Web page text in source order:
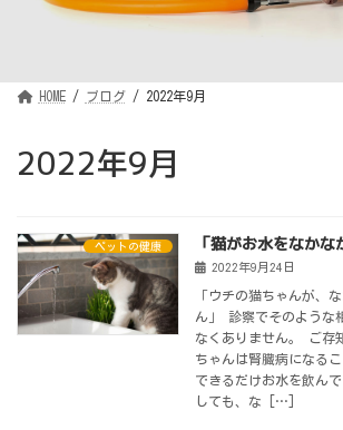
HOME ブログ 2022年9月
2022年9月
ペットの健康 「猫がお水をなかな
2022年9月24日
「ウチの猫ちゃんが、
ん」 診察でそのような
なくありません。 ご存
ちゃんは腎臓病になる
できるだけお水を飲ん
しても、な […]